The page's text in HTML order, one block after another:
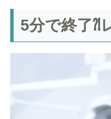
5分で終了⁈